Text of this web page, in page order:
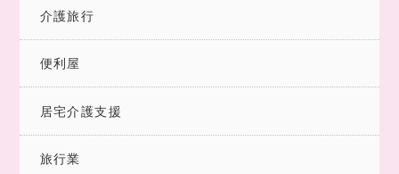
介護旅行
便利屋
居宅介護支援
旅行業